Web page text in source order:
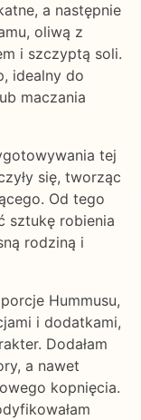
a następnie
oliwą z
i szczyptą soli.
idealny do
maczania
tej
się, tworząc
Od tego
sztukę robienia
rodziną i
Hummusu,
i dodatkami,
Dodałam
a nawet
kopnięcia.